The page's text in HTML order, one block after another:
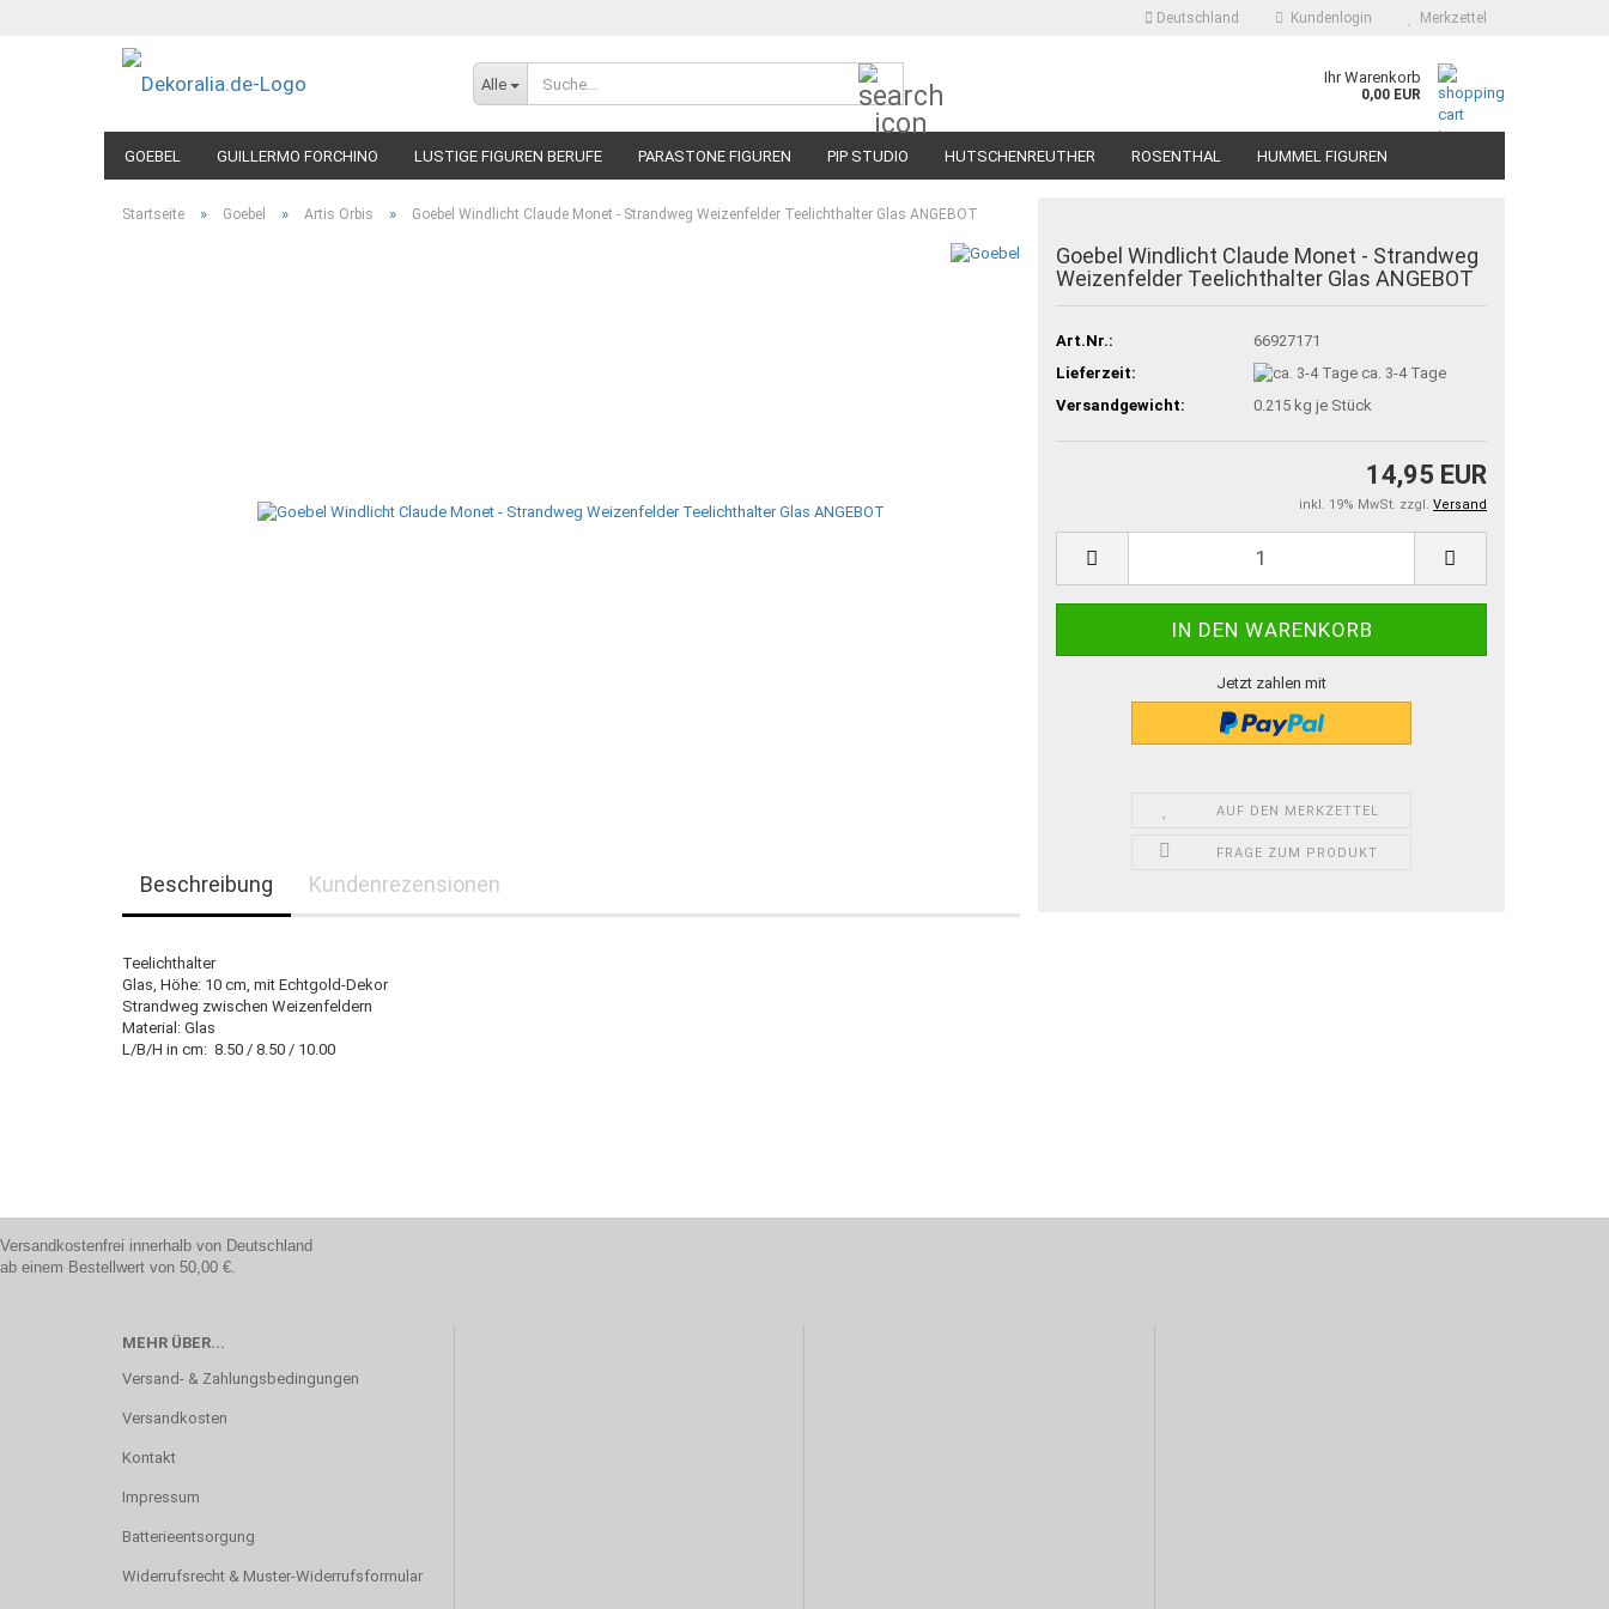
Deutschland Kundenlogin Merkzettel
Alle Ihr Warenkorb
0,00 EUR
GOEBEL GUILLERMO FORCHINO LUSTIGE FIGUREN BERUFE PARASTONE FIGUREN PIP STUDIO HUTSCHENREUTHER ROSENTHAL HUMMEL FIGUREN
Startseite » Goebel » Artis Orbis » Goebel Windlicht Claude Monet - Strandweg Weizenfelder Teelichthalter Glas ANGEBOT
Goebel Windlicht Claude Monet - Strandweg
Weizenfelder Teelichthalter Glas ANGEBOT
Art.Nr.:
66927171
Lieferzeit:
ca. 3-4 Tage
Versandgewicht:
0.215 kg je Stück
14,95 EUR
inkl. 19% MwSt. zzgl. Versand
Jetzt zahlen mit
AUF DEN MERKZETTEL
FRAGE ZUM PRODUKT
Beschreibung Kundenrezensionen
Teelichthalter
Glas, Höhe: 10 cm, mit Echtgold-Dekor
Strandweg zwischen Weizenfeldern
Material: Glas
L/B/H in cm: 8.50 / 8.50 / 10.00
Versandkostenfrei innerhalb von Deutschland
ab einem Bestellwert von 50,00 €.
MEHR ÜBER...
Versand- & Zahlungsbedingungen
Versandkosten
Kontakt
Impressum
Batterieentsorgung
Widerrufsrecht & Muster-Widerrufsformular